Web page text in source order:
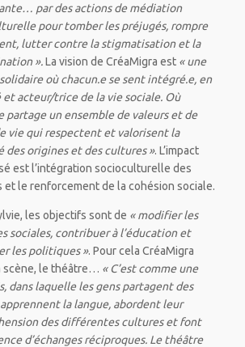
par des actions de médiation
pour tomber les préjugés, rompre
lutter contre la stigmatisation et la
».La vision de CréaMigra est « une
où chacun.e se sent intégré.e, en
et acteur/trice de la vie sociale. Où
partage un ensemble de valeurs et de
vie qui respectent et valorisent la
des origines et des cultures ». L’impact
est l’intégration socioculturelle des
et le renforcement de la cohésion sociale.
les objectifs sont de « modifier les
sociales, contribuer à l’éducation et
les politiques ». Pour cela CréaMigra
scène, le théâtre… « C’est comme une
dans laquelle les gens partagent des
apprennent la langue, abordent leur
des différentes cultures et font
d’échanges réciproques. Le théâtre